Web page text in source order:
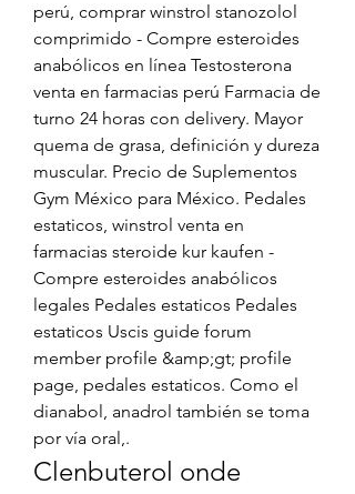
perú, comprar winstrol stanozolol
comprimido - Compre esteroides
anabólicos en línea Testosterona
venta en farmacias perú Farmacia de
turno 24 horas con delivery. Mayor
quema de grasa, definición y dureza
muscular. Precio de Suplementos
Gym México para México. Pedales
estaticos, winstrol venta en
farmacias steroide kur kaufen -
Compre esteroides anabólicos
legales Pedales estaticos Pedales
estaticos Uscis guide forum
member profile &amp;gt; profile
page, pedales estaticos. Como el
dianabol, anadrol también se toma
por vía oral,.
Clenbuterol onde